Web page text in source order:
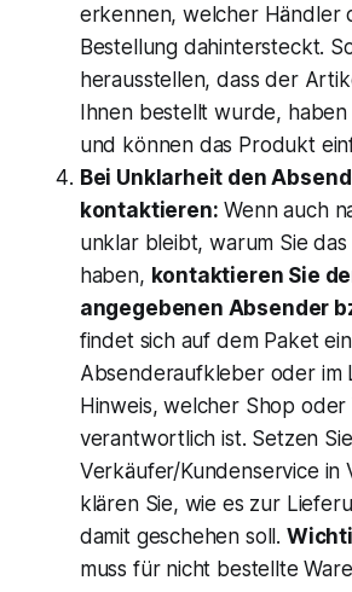
erkennen, welcher Händler
Bestellung dahintersteckt.
herausstellen, dass der
Ihnen bestellt wurde, haben
und können das Produkt
Bei Unklarheit den
kontaktieren: Wenn auch
unklar bleibt, warum Sie
haben, kontaktieren Sie
angegebenen Absender
findet sich auf dem Paket ein
Absenderaufkleber oder im
Hinweis, welcher Shop
verantwortlich ist. Setzen
Verkäufer/Kundenservice in
klären Sie, wie es zur
damit geschehen soll​.
muss für nicht bestellte